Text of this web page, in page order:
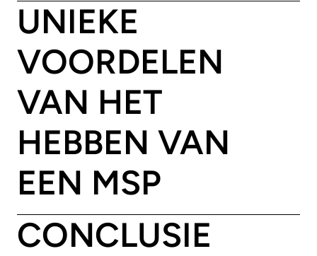
UNIEKE
VOORDELEN
VAN HET
HEBBEN VAN
EEN MSP
CONCLUSIE